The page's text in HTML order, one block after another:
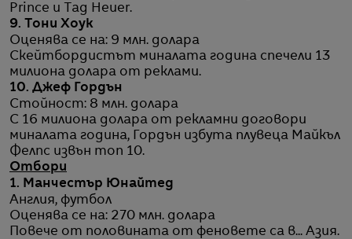
Prince и Tag Heuer.
9.
Тони Хоук
Оценява се на: 9 млн. долара
Скейтбордистът миналата година спечели 13
милиона долара от реклами.
10. Джеф Гордън
Стойност: 8 млн. долара
С 16 милиона долара от рекламни договори
миналата година, Гордън избута плувеца Майкъл
Фелпс извън топ 10.
Отбори
1. Манчестър Юнайтед
Англия, футбол
Оценява се на: 270 млн. долара
Повече от половината от феновете са в... Азия.